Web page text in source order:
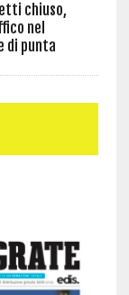
chiuso,
nel
di punta